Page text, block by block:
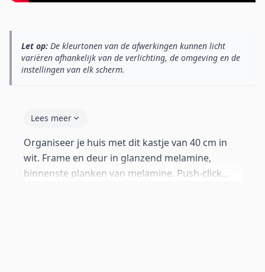
Let op: De kleurtonen van de afwerkingen kunnen licht
variëren afhankelijk van de verlichting, de omgeving en de
instellingen van elk scherm.
Lees meer
Organiseer je huis met dit kastje van 40 cm in
wit. Frame en deur in glanzend melamine,
binnenste planken van melamine. Push-click